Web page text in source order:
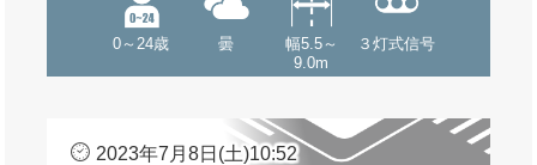
0～24歳 曇
幅5.5～
9.0m
３灯式信号
2023年7月8日(土)10:52